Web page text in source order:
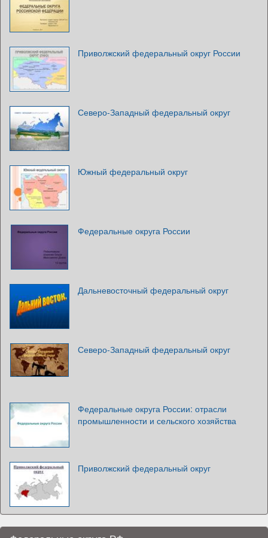
Приволжский федеральный округ России
Северо-Западный федеральный округ
Южный федеральный округ
Федеральные округа России
Дальневосточный федеральный округ
Северо-Западный федеральный округ
Федеральные округа России: отрасли
промышленности и сельского хозяйства
Приволжский федеральный округ